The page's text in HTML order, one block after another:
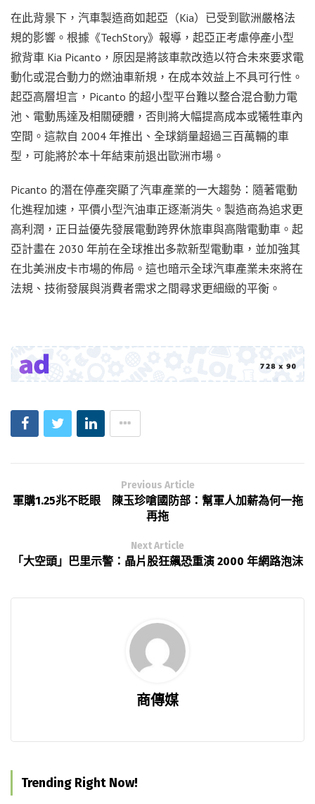
在此背景下，汽車製造商如起亞（Kia）已受到歐洲嚴格法
規的影響。根據《TechStory》報導，起亞正考慮停產小型
掀背車 Kia Picanto，原因是將該車款改造以符合未來要求電
動化或混合動力的燃油車新規，在成本效益上不具可行性。
起亞高層坦言，Picanto 的超小型平台難以整合混合動力電
池、電動馬達及相關硬體，否則將大幅提高成本或犧牲車內
空間。這款自 2004 年推出、全球銷量超過三百萬輛的車
型，可能將於本十年結束前退出歐洲市場。
Picanto 的潛在停產突顯了汽車產業的一大趨勢：隨著電動
化進程加速，平價小型汽油車正逐漸消失。製造商為追求更
高利潤，正日益優先發展電動跨界休旅車與高階電動車。起
亞計畫在 2030 年前在全球推出多款新型電動車，並加強其
在北美洲皮卡市場的佈局。這也暗示全球汽車產業未來將在
法規、技術發展與消費者需求之間尋求更細緻的平衡。
Previous Article
軍購1.25兆不眨眼 陳玉珍嗆國防部：幫軍人加薪為何一拖
再拖
Next Article
「大空頭」巴里示警：晶片股狂飆恐重演 2000 年網路泡沫
商傳媒
Trending Right Now!